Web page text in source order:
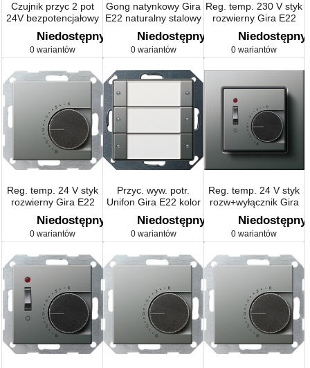
Czujnik przyc 2 pot
24V bezpotencjałowy
Gira E22 kolor nat.
stalowy
Niedostępny
0 wariantów
Gong natynkowy Gira
E22 naturalny stalowy
Niedostępny
0 wariantów
Reg. temp. 230 V styk
rozwierny Gira E22
naturalny stalowy
Niedostępny
0 wariantów
Reg. temp. 24 V styk
rozwierny Gira E22
naturalny stalowy
Niedostępny
0 wariantów
Przyc. wyw. potr.
Unifon Gira E22 kolor
nat. stalowy
Niedostępny
0 wariantów
Reg. temp. 24 V styk
rozw+wyłącznik Gira
E22 naturalny stalowy
Niedostępny
0 wariantów